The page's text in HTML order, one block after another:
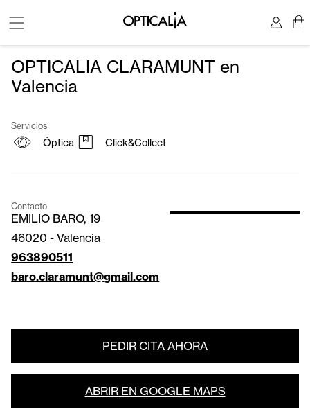
OPTICALIA CLARAMUNT en
Valencia
Servicios
Óptica Click&Collect
Contacto
EMILIO BARO, 19
46020 -Valencia
963890511
baro.claramunt@gmail.com
PEDIR CITA AHORA
ABRIR EN GOOGLE MAPS